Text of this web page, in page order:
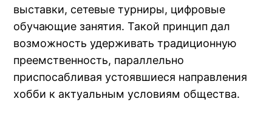
выставки, сетевые турниры, цифровые
обучающие занятия. Такой принцип дал
возможность удерживать традиционную
преемственность, параллельно
приспосабливая устоявшиеся направления
хобби к актуальным условиям общества.